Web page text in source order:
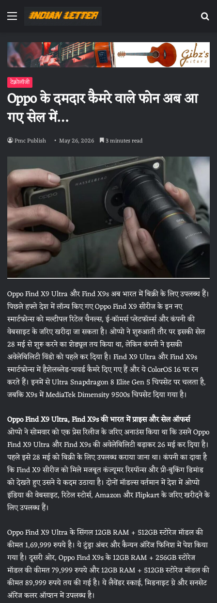
Menu
टेक्नोलॉजी
Oppo के दमदार कैमरे वाले फोन अब आ
गए सेल में…
Pmc Publish May 26, 2026 3 minutes read
Oppo Find X9 Ultra और Find X9s अब भारत में बिक्री के लिए उपलब्ध हैं।
पिछले हफ्ते देश में लॉन्च किए गए Oppo Find X9 सीरीज के इन नए
स्मार्टफोन्स को मल्टीपल रिटेल चैनल्स, ई-कॉमर्स प्लेटफॉर्म्स और कंपनी की
वेबसाइट के जरिए खरीदा जा सकता है। ओप्पो ने शुरुआती तौर पर इसकी सेल
28 मई से शुरू करने का शेड्यूल तय किया था, लेकिन कंपनी ने इसकी
अवेलेबिलिटी विंडो को पहले कर दिया है। Find X9 Ultra और Find X9s
स्मार्टफोन्स में हैशेलब्लेड-पावर्ड कैमरे दिए गए हैं और ये ColorOS 16 पर रन
करते हैं। इनमें से Ultra Snapdragon 8 Elite Gen 5 चिपसेट पर चलता है,
जबकि X9s में MediaTek Dimensity 9500s चिपसेट दिया गया है।
Oppo Find X9 Ultra, Find X9s की भारत में प्राइस और सेल ऑफर्स
ओप्पो ने सोमवार को एक प्रेस रिलीज के जरिए अनाउंस किया था कि उसने Oppo
Find X9 Ultra और Find X9s की अवेलेबिलिटी बढ़ाकर 26 मई कर दिया है।
पहले इसे 28 मई को बिक्री के लिए उपलब्ध कराया जाना था। कंपनी का दावा है
कि Find X9 सीरीज को मिले मजबूत कंज्यूमर रिस्पॉन्स और प्री-बुकिंग डिमांड
को देखते हुए उसने ये कदम उठाया है। दोनों मॉडल्स वर्तमान में देश में ओप्पो
इंडिया की वेबसाइट, रिटेल स्टोर्स, Amazon और Flipkart के जरिए खरीदने के
लिए उपलब्ध हैं।
Oppo Find X9 Ultra के सिंगल 12GB RAM + 512GB स्टोरेज मॉडल की
कीमत 1,69,999 रुपये है। ये टुंड्रा अंबर और कैन्यन ऑरेंज फिनिश में पेश किया
गया है। दूसरी ओर, Oppo Find X9s के 12GB RAM + 256GB स्टोरेज
मॉडल की कीमत 79,999 रुपये और 12GB RAM + 512GB स्टोरेज मॉडल की
कीमत 89,999 रुपये तय की गई है। ये लैवेंडर स्काई, मिडनाइट ग्रे और सनसेट
ऑरेंज कलर ऑप्शन में उपलब्ध है।